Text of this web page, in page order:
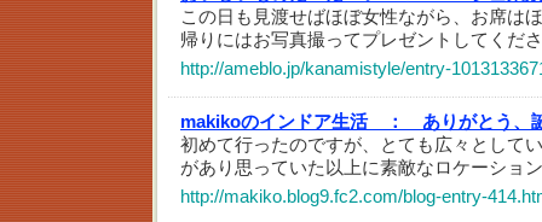
この日も見渡せばほぼ女性ながら、お席は
帰りにはお写真撮ってプレゼントしてくだ
http://ameblo.jp/kanamistyle/entry-
makikoのインドア生活 ：
ありがとう、
初めて行ったのですが、とても広々として
があり思っていた以上に素敵なロケーショ
http://makiko.blog9.fc2.com/blog-entry-